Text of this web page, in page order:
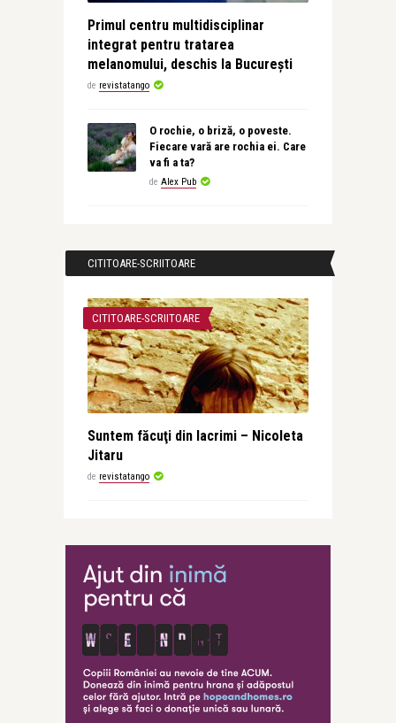
Primul centru multidisciplinar
integrat pentru tratarea
melanomului, deschis la București
de revistatango
O rochie, o briză, o poveste.
Fiecare vară are rochia ei. Care
va fi a ta?
de Alex Pub
CITITOARE-SCRIITOARE
CITITOARE-SCRIITOARE
Suntem făcuţi din lacrimi – Nicoleta
Jitaru
de revistatango